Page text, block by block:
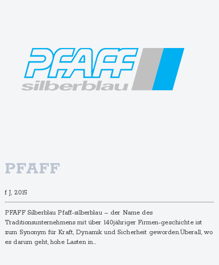
PFAFF
f J, 2015
PFAFF Silberblau Pfaff-silberblau – der Name des
Traditionsunternehmens mit über 140jähriger Firmen-geschichte ist
zum Synonym für Kraft, Dynamik und Sicherheit geworden.Überall, wo
es darum geht, hohe Lasten in…